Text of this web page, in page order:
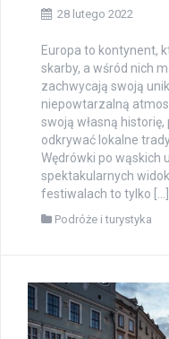
28 lutego 2022
Europa to kontynent,
skarby, a wśród nich
zachwycają swoją
niepowtarzalną
swoją własną
odkrywać lokalne
Wędrówki po wąskich
spektakularnych
festiwalach to tylko […]
Podróże i turystyka